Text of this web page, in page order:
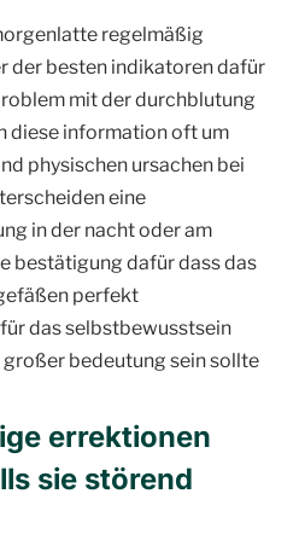
regelmäßig
der besten indikatoren dafür
mit der durchblutung
diese information oft um
physischen ursachen bei
eine
in der nacht oder am
bestätigung dafür dass das
perfekt
das selbstbewusstsein
großer bedeutung sein sollte
errektionen
sie störend